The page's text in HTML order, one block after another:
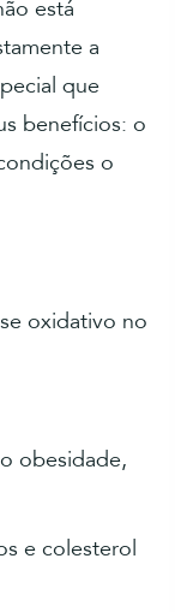
está
a
que
benefícios: o
o
oxidativo no
obesidade,
e colesterol